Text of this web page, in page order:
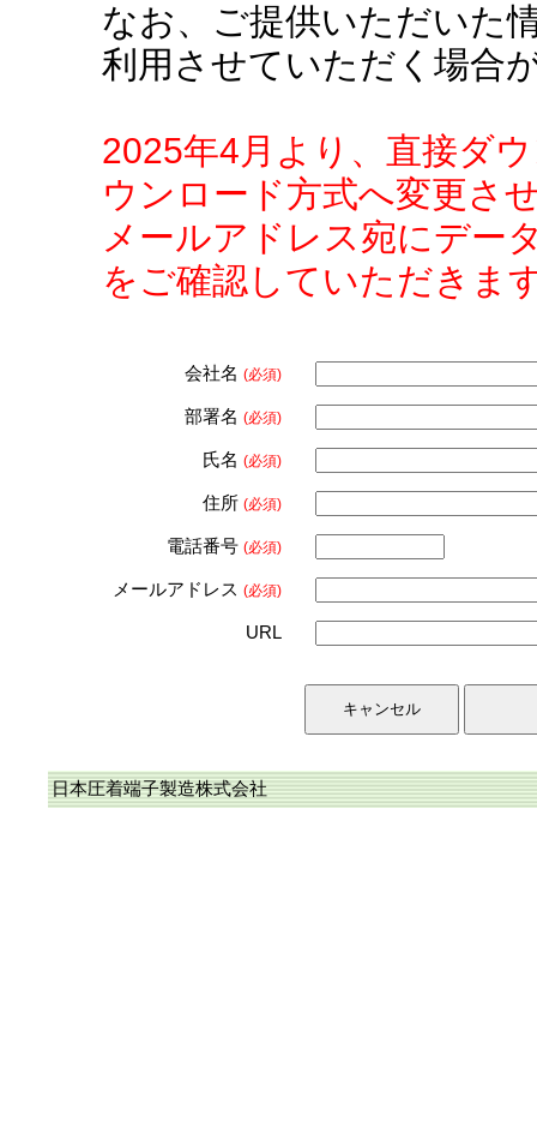
なお、ご提供いただいた
利用させていただく場合
2025年4月より、直接ダ
ウンロード方式へ変更さ
メールアドレス宛にデー
をご確認していただきま
会社名 (必須)
部署名 (必須)
氏名 (必須)
住所 (必須)
電話番号 (必須)
メールアドレス (必須)
URL
日本圧着端子製造株式会社